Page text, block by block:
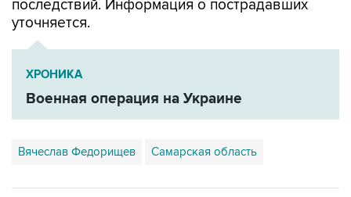
ХРОНИКА
Военная операция на Украине
Вячеслав Федорищев Самарская область